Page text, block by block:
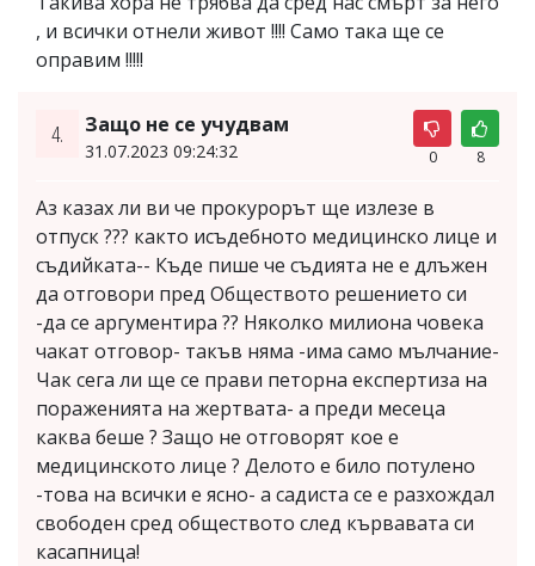
, и всички отнели живот !!!! Само така ще се
оправим !!!!!
4. Защо не се учудвам
31.07.2023 09:24:32 0 8
Аз казах ли ви че прокурорът ще излезе в
отпуск ??? както исъдебното медицинско лице и
съдийката-- Къде пише че съдията не е длъжен
да отговори пред Обществото решението си
-да се аргументира ?? Няколко милиона човека
чакат отговор- такъв няма -има само мълчание-
Чак сега ли ще се прави петорна експертиза на
пораженията на жертвата- а преди месеца
каква беше ? Защо не отговорят кое е
медицинското лице ? Делото е било потулено
-това на всички е ясно- а садиста се е разхождал
свободен сред обществото след кървавата си
касапница!